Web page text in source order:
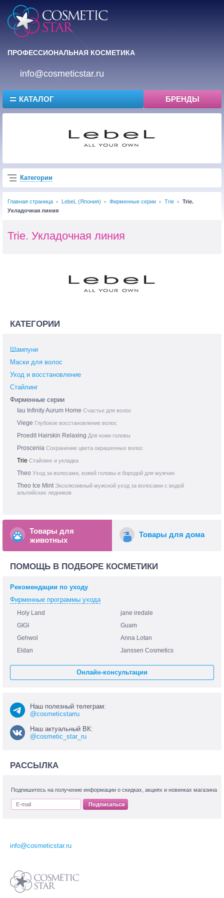
ПРОФЕССИОНАЛЬНАЯ КОСМЕТИКА
info@cosmeticstar.ru
КАТАЛОГ БРЕНДЫ
Категории
Главная страница LebeL (Япония) Фирменные серии Trie
Trie.
Укладочная линия
Trie. Укладочная линия
КАТЕГОРИИ
Шампуни
Маски для волос
Уход и восстановление
Стайлинг
Фирменные серии
Iau Infinity Aurum Home Счастье для волос
Viege Глубокое восстановление волос
Proedit Hairskin Relaxing Для кожи головы
Proscenia Сохранение цвета окрашенных волос
Trie Стайлинг и укладка
Theo Уход за волосами, кожей головы и бородой для мужчин
Theo Ice Mint Эксклюзивный мужской уход за волосами с водой
альпийских ледников
Товары для
животных
Товары для дома
ПОМОЩЬ В ПОДБОРЕ КОСМЕТИКИ
Рекомендации по уходу
Фирменные программы ухода
Holy Land
jane iredale
GIGI
Guam
Gehwol
Anna Lotan
Eldan
Janssen Cosmetics
Онлайн-консультации
Наш полезный телеграм:
@cosmeticstarru
Наш актуальный ВК:
@cosmetic_star_ru
РАССЫЛКА
Подпишитесь на получение информации о скидках, акциях и новинках магазина
Подписаться
info@cosmeticstar.ru